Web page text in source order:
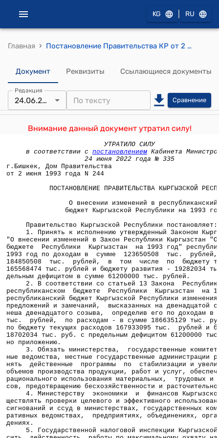
KG RU
Главная › Постановление Правительства КР от 2 июня 1993 года N 244 "О внесении изменений в республиканский бюджет Кыргызской Республики на 1993 год"
Документ Реквизиты Ссылающиеся документы
Редакция
24.06.2022 Сравнение
Внимание данный документ утратил силу!